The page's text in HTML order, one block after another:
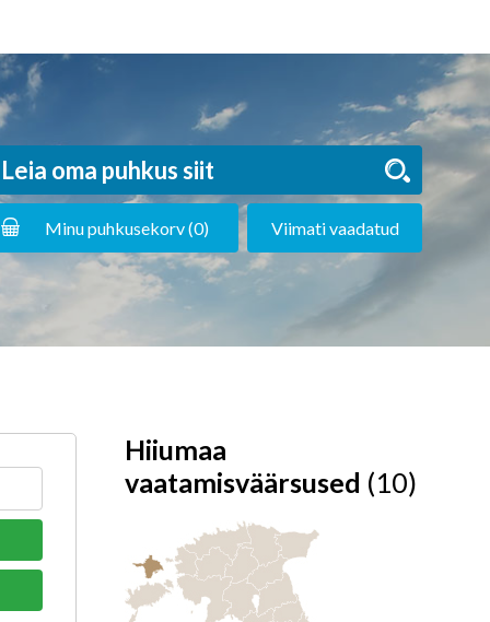
Minu puhkusekorv (0) Viimati vaadatud
Hiiumaa
vaatamisväärsused (10)